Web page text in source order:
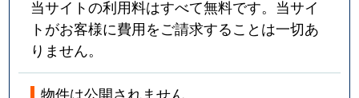
当サイトの利用料はすべて無料です。当サイ
トがお客様に費用をご請求することは一切あ
りません。
物件は公開されません